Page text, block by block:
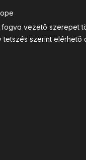
vezető szerepet
szerint elérhető